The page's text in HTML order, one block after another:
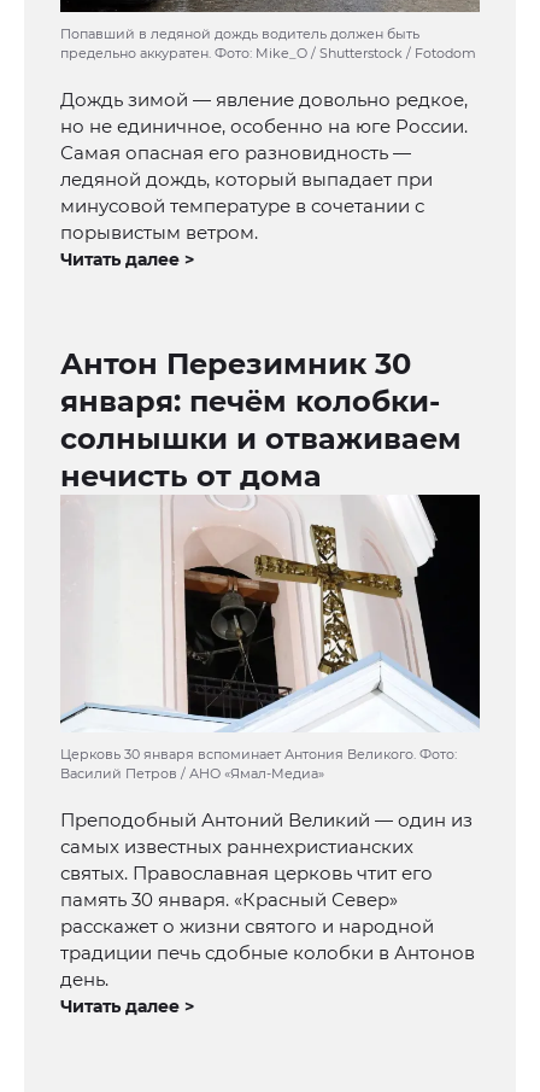
Попавший в ледяной дождь водитель должен быть
предельно аккуратен. Фото: Mike_O / Shutterstock / Fotodom
Дождь зимой — явление довольно редкое,
но не единичное, особенно на юге России.
Самая опасная его разновидность —
ледяной дождь, который выпадает при
минусовой температуре в сочетании с
порывистым ветром.
Читать далее >
Антон Перезимник 30
января: печём колобки-
солнышки и отваживаем
нечисть от дома
Церковь 30 января вспоминает Антония Великого. Фото:
Василий Петров / АНО «Ямал-Медиа»
Преподобный Антоний Великий — один из
самых известных раннехристианских
святых. Православная церковь чтит его
память 30 января. «Красный Север»
расскажет о жизни святого и народной
традиции печь сдобные колобки в Антонов
день.
Читать далее >